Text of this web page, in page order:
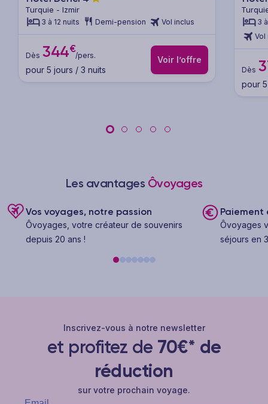
Turquie - Izmir
3 à 12 nuits Demi-pension Vol inclus
Dès 344€
/pers.
pour 5 jours / 3 nuits
Voir l’offre
3
Vol
Dès
pour
Les avantages Ôvoyages
Vos voyages, notre passion
Ôvoyages, votre créateur de souvenirs
depuis 20 ans !
Paiement
Ôvoyages
séjours en
Inscrivez-vous à notre newsletter
et profitez de 70€* de
réduction
sur votre prochain voyage.